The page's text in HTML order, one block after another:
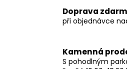
Doprava
při objednávce
Kamenná
S pohodlným